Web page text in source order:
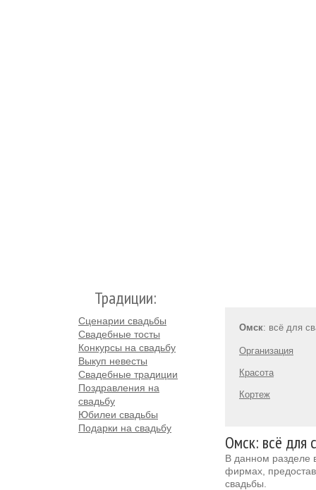
Традиции:
Сценарии свадьбы
Свадебные тосты
Конкурсы на свадьбу
Выкуп невесты
Свадебные традиции
Поздравления на
свадьбу
Юбилеи свадьбы
Подарки на свадьбу
Омск: всё для
Организация
Красота
Кортеж
Омск: всё для
В данном разделе
фирмах,
свадьбы.